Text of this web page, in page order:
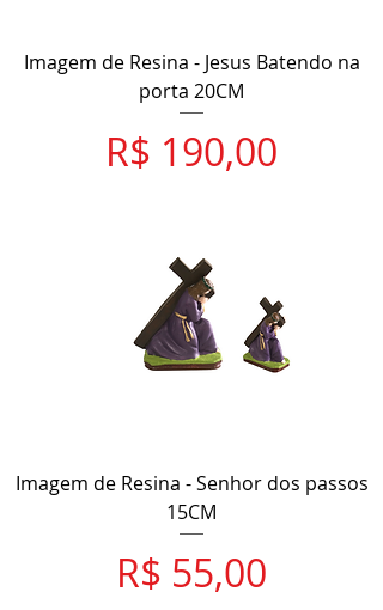
Imagem de Resina - Jesus Batendo na
porta 20CM
Preço
R$ 190,00
Imagem de Resina - Senhor dos passos
15CM
Preço
R$ 55,00